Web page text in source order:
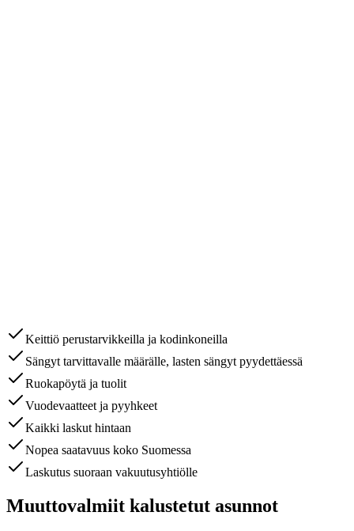
Keittiö perustarvikkeilla ja kodinkoneilla
Sängyt tarvittavalle määrälle, lasten sängyt pyydettäessä
Ruokapöytä ja tuolit
Vuodevaatteet ja pyyhkeet
Kaikki laskut hintaan
Nopea saatavuus koko Suomessa
Laskutus suoraan vakuutusyhtiölle
Muuttovalmiit kalustetut asunnot